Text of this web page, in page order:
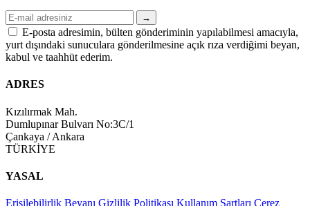
→
E-posta adresimin, bülten gönderiminin yapılabilmesi amacıyla,
yurt dışındaki sunuculara gönderilmesine açık rıza verdiğimi beyan,
kabul ve taahhüt ederim.
ADRES
Kızılırmak Mah.
Dumlupınar Bulvarı No:3C/1
Çankaya / Ankara
TÜRKİYE
YASAL
Erişilebilirlik Beyanı Gizlilik Politikası Kullanım Şartları Çerez